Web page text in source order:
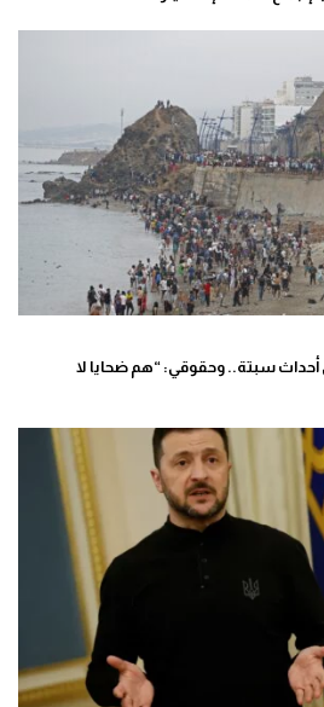
60 موقوفاً في أحداث سبتة.. وحقوقي: “هم ضحايا لا